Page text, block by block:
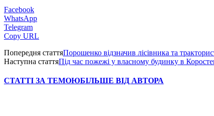
Facebook
WhatsApp
Telegram
Copy URL
Попередня статтяПорошенко відзначив лісівника та
Наступна статтяПід час пожежі у власному будинку в
СТАТТІ ЗА ТЕМОЮБІЛЬШЕ ВІД АВТОРА